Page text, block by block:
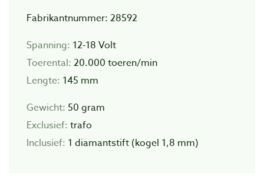
Fabrikantnummer: 28592
Spanning: 12-18 Volt
Toerental: 20.000 toeren/min
Lengte: 145 mm
Gewicht: 50 gram
Exclusief: trafo
Inclusief: 1 diamantstift (kogel 1,8 mm)